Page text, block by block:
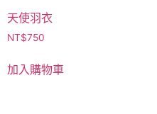
天使羽衣
NT$750
加入購物車